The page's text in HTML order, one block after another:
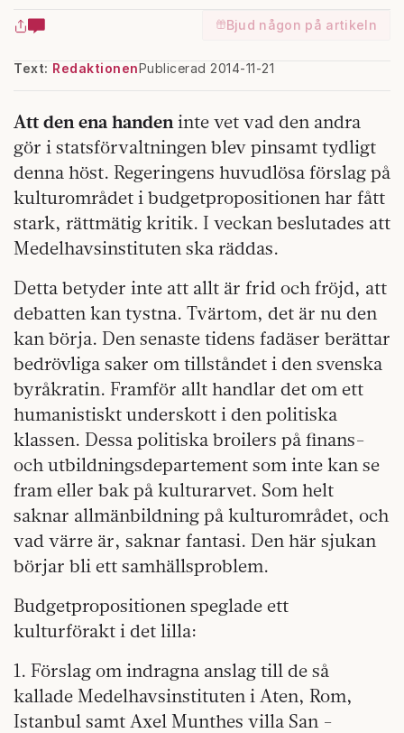
Bjud någon på artikeln
Text: RedaktionenPublicerad 2014-11-21
Att denena handen inte vet vad den andra
gör i statsförvaltningen blev pinsamt tydligt
denna höst. Regeringens huvudlösa förslag på
kulturområdet i budgetpropositionen har fått
stark, rättmätig kritik. I veckan beslutades att
Medelhavsinstituten ska räddas.
Detta betyder inte att allt är frid och fröjd, att
debatten kan tystna. Tvärtom, det är nu den
kan börja. Den senaste tidens fadäser berättar
bedrövliga saker om tillståndet i den svenska
byråkratin. Framför allt handlar det om ett
humanistiskt underskott i den politiska
klassen. Dessa politiska broilers på finans-
och utbildningsdepartement som inte kan se
fram eller bak på kulturarvet. Som helt
saknar allmänbildning på kulturområdet, och
vad värre är, saknar fantasi. Den här sjukan
börjar bli ett samhällsproblem.
Budgetpropositionen speglade ett
kulturförakt i det lilla:
1. Förslag om indragna anslag till de så
kallade Medelhavsinstituten i Aten, Rom,
Istanbul samt Axel Munthes villa San -